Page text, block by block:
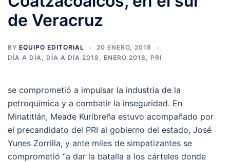
de Veracruz
BY EQUIPO EDITORIAL
20 ENERO, 2018
DÍA A DÍA, DÍA A DÍA 2018 , ENERO 2018 , PRI
se comprometió a impulsar la industria de la
petroquímica y a combatir la inseguridad. En
Minatitlán, Meade Kuribreña estuvo acompañado por
el precandidato del PRI al gobierno del estado, José
Yunes Zorrilla, y ante miles de simpatizantes se
comprometió “a dar la batalla a los cárteles donde